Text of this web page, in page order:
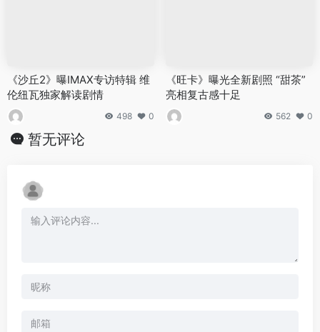
《沙丘2》曝IMAX专访特辑 维
伦纽瓦独家解读剧情
498 0
《旺卡》曝光全新剧照 “甜茶”
亮相复古感十足
562 0
暂无评论